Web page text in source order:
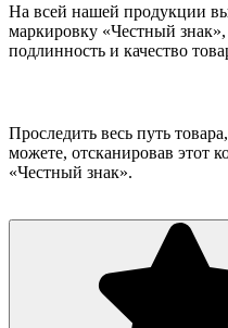
На всей нашей продукции
маркировку «Честный знак»,
подлинность и качество
Проследить весь путь
можете, отсканировав этот
«Честный знак».